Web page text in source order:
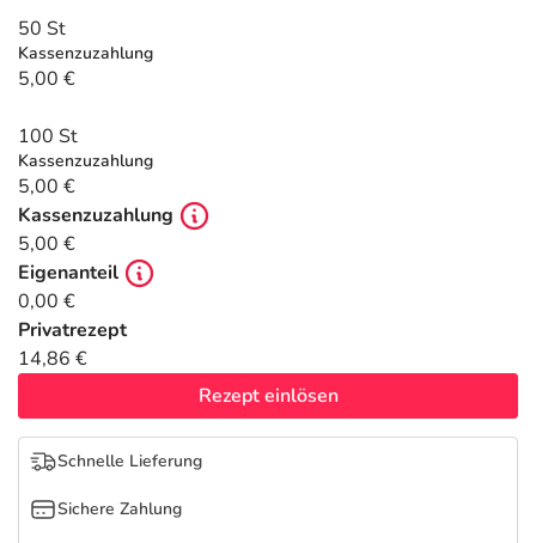
Tierapotheke
Vitamine & Mineralstoffe
Marken
Salus Deals
50 St
Kassenzuzahlung
5,00 €
100 St
Kassenzuzahlung
5,00 €
Kassenzuzahlung
5,00 €
Eigenanteil
0,00 €
Privatrezept
14,86 €
Rezept einlösen
Schnelle Lieferung
Sichere Zahlung